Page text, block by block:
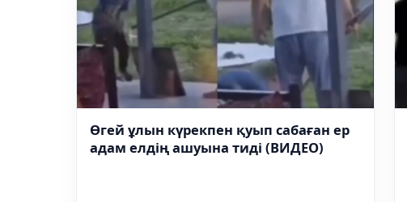
Өгей ұлын күрекпен қуып сабаған ер
адам елдің ашуына тиді (ВИДЕО)